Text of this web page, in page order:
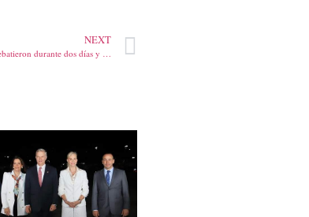
NEXT
Personeros del país debatieron durante dos días y eligieron su nueva Mesa Directiva y su Nuevo Presidente en su IX Asamblea Nacional celebrada en Valledupar